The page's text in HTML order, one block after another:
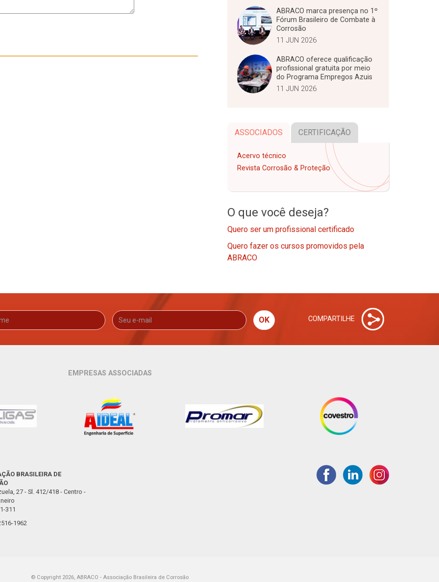
ABRACO marca presença no 1º
Fórum Brasileiro de Combate à
Corrosão
11 JUN 2026
ABRACO oferece qualificação
profissional gratuita por meio
do Programa Empregos Azuis
11 JUN 2026
ASSOCIADOS CERTIFICAÇÃO
Acervo técnico
Revista Corrosão & Proteção
O que você deseja?
Quero ser um profissional certificado
Quero fazer os cursos promovidos pela
ABRACO
OK COMPARTILHE
EMPRESAS ASSOCIADAS
BRASILEIRA DE
27 - Sl. 412/418 - Centro -
311
1962
© Copyright 2026, ABRACO - Associação Brasileira de Corrosão